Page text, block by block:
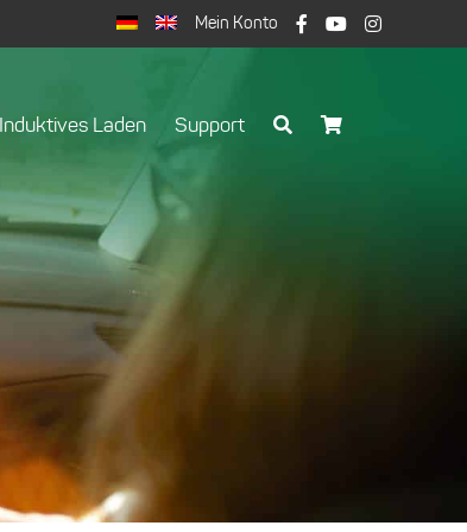
Mein Konto
Induktives Laden Support